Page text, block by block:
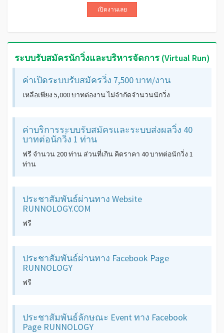
เปิดงานเลย
ระบบรับสมัครนักวิ่งและบริหารจัดการ (Virtual Run)
ค่าเปิดระบบรับสมัครวิ่ง 7,500 บาท/งาน
เหลือเพียง 5,000 บาทต่องาน ไม่จำกัดจำนวนนักวิ่ง
ค่าบริการระบบรับสมัครและระบบส่งผลวิ่ง 40
บาทต่อนักวิ่ง 1 ท่าน
ฟรี จำนวน 200 ท่าน ส่วนที่เกิน คิดราคา 40 บาทต่อนักวิ่ง 1
ท่าน
ประชาสัมพันธ์ผ่านทาง Website
RUNNOLOGY.COM
ฟรี
ประชาสัมพันธ์ผ่านทาง Facebook Page
RUNNOLOGY
ฟรี
ประชาสัมพันธ์ลักษณะ Event ทาง Facebook
Page RUNNOLOGY